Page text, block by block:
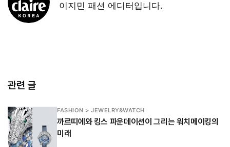
이지민 패션 에디터입니다.
관련 글
FASHION > JEWELRY&WATCH
까르띠에와 킹스 파운데이션이 그리는 워치메이킹의
미래